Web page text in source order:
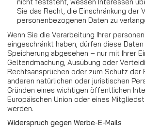
Sie das Recht, die Einschränkung der
personenbezogenen Daten zu
Wenn Sie die Verarbeitung Ihrer
eingeschränkt haben, dürfen diese
Speicherung abgesehen – nur mit Ihrer
Geltendmachung, Ausübung oder
Rechtsansprüchen oder zum Schutz der
anderen natürlichen oder juristischen
Gründen eines wichtigen öffentlichen
Europäischen Union oder eines
werden.
Widerspruch gegen Werbe-E-Mails